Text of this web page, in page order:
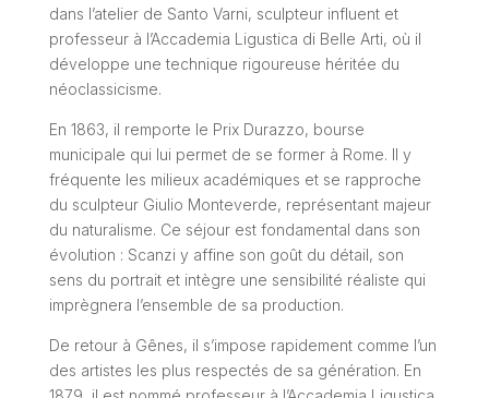
dans l’atelier de Santo Varni, sculpteur influent et
professeur à l’Accademia Ligustica di Belle Arti, où il
développe une technique rigoureuse héritée du
néoclassicisme.
En 1863, il remporte le Prix Durazzo, bourse
municipale qui lui permet de se former à Rome. Il y
fréquente les milieux académiques et se rapproche
du sculpteur Giulio Monteverde, représentant majeur
du naturalisme. Ce séjour est fondamental dans son
évolution : Scanzi y affine son goût du détail, son
sens du portrait et intègre une sensibilité réaliste qui
imprègnera l’ensemble de sa production.
De retour à Gênes, il s’impose rapidement comme l’un
des artistes les plus respectés de sa génération. En